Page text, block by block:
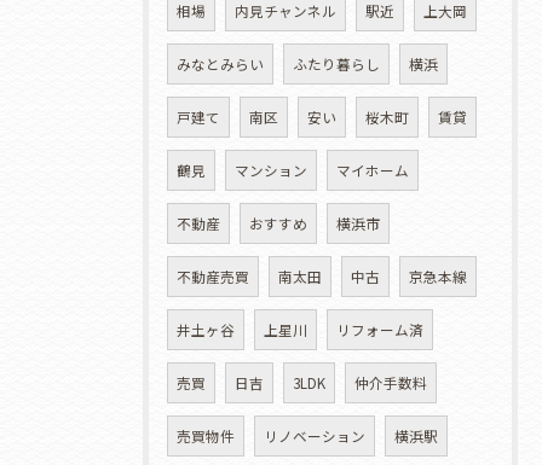
相場 内見チャンネル 駅近 上大岡
みなとみらい ふたり暮らし 横浜
戸建て 南区 安い 桜木町 賃貸
鶴見 マンション マイホーム
不動産 おすすめ 横浜市
不動産売買 南太田 中古 京急本線
井土ヶ谷 上星川 リフォーム済
売買 日吉 3LDK 仲介手数料
売買物件 リノベーション 横浜駅